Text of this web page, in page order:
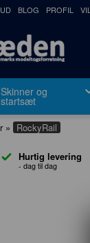
BLOG PROFIL
Skinner og
startsæt
» RockyRail
Hurtig levering
- dag til dag